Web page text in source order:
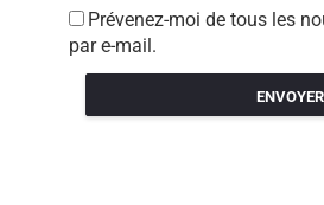
Prévenez-moi de tous les
par e-mail.